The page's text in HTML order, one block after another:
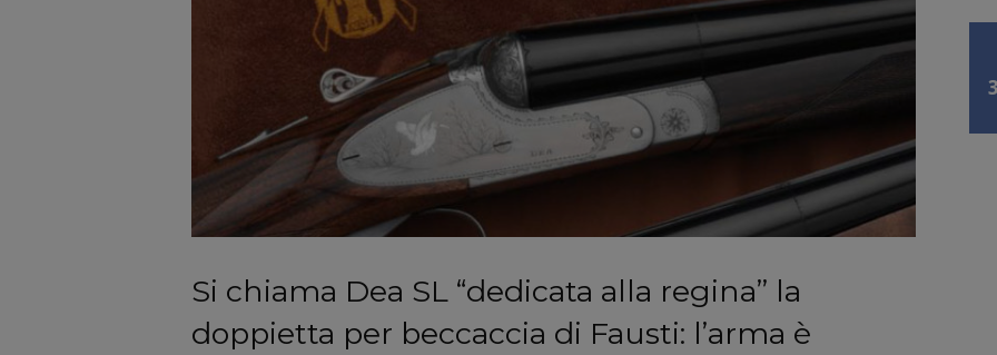
Si chiama Dea SL “dedicata alla regina” la
doppietta per beccaccia di Fausti: l’arma è